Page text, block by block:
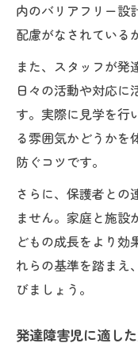
内のバリアフリー設
配慮がなされている
また、スタッフが発
日々の活動や対応に
す。実際に見学を行
る雰囲気かどうかを
防ぐコツです。
さらに、保護者との
ません。家庭と施設
どもの成長をより効
れらの基準を踏まえ
びましょう。
発達障害児に適し